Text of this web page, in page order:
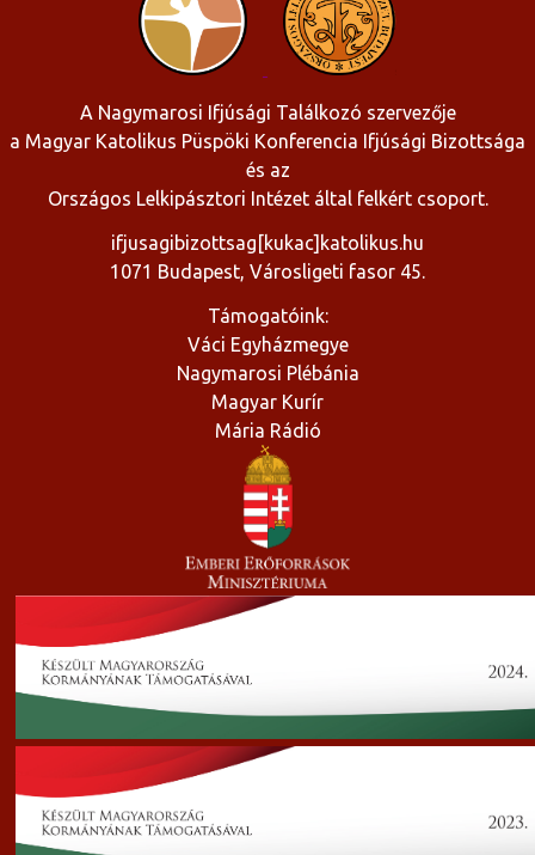
A Nagymarosi Ifjúsági Találkozó szervezője
a Magyar Katolikus Püspöki Konferencia Ifjúsági Bizottsága
és az
Országos Lelkipásztori Intézet által felkért csoport.
ifjusagibizottsag[kukac]katolikus.hu
1071 Budapest, Városligeti fasor 45.
Támogatóink:
Váci Egyházmegye
Nagymarosi Plébánia
Magyar Kurír
Mária Rádió